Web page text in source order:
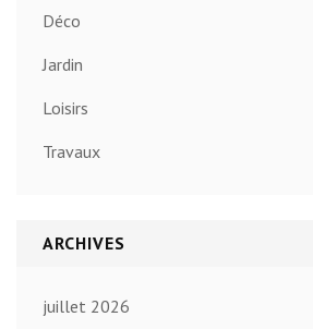
Déco
Jardin
Loisirs
Travaux
ARCHIVES
juillet 2026